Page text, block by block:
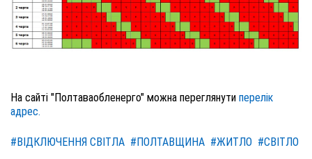
На сайті "Полтаваобленерго" можна переглянути перелік
адрес.
#ВІДКЛЮЧЕННЯ СВІТЛА #ПОЛТАВЩИНА #ЖИТЛО #СВІТЛО